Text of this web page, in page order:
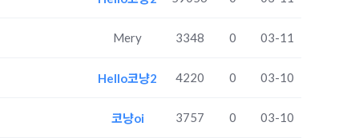
Mery 3348 0 03-11
Hello코냥2 4220 0 03-10
코냥oi 3757 0 03-10